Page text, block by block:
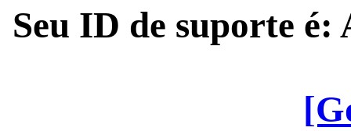
Seu ID de suporte é: